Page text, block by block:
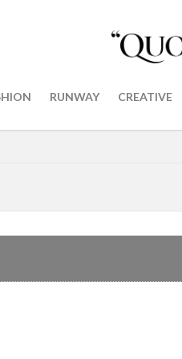
RUNWAY CREATIVE